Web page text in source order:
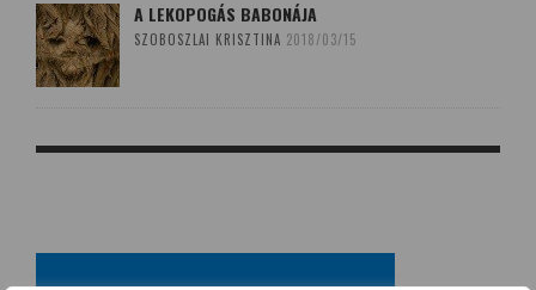
A LEKOPOGÁS BABONÁJA
SZOBOSZLAI KRISZTINA 2018/03/15